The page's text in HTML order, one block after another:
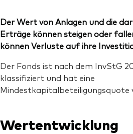
Der Wert von Anlagen und die
Erträge können steigen oder
können Verluste auf ihre
Der Fonds ist nach dem InvStG
klassifiziert und hat eine
Mindestkapitalbeteiligungsquote
Wertentwicklung